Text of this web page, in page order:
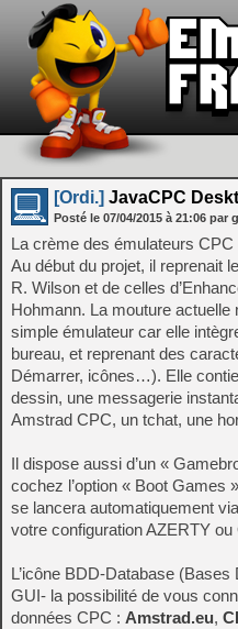
[Ordi.] JavaCPC
Posté le 07/04/2015 à 21:06 par
La crème des émulateurs
Au début du projet, il reprenait
R. Wilson et de celles
Hohmann. La mouture actuelle
simple émulateur car elle
bureau, et reprenant des
Démarrer, icônes…). Elle
dessin, une messagerie
Amstrad CPC, un tchat, une
Il dispose aussi d’un «
cochez l’option « Boot Games
se lancera automatiquement
votre configuration AZERTY ou
L’icône BDD-Database
GUI- la possibilité de vous
données CPC : Amstrad.eu,